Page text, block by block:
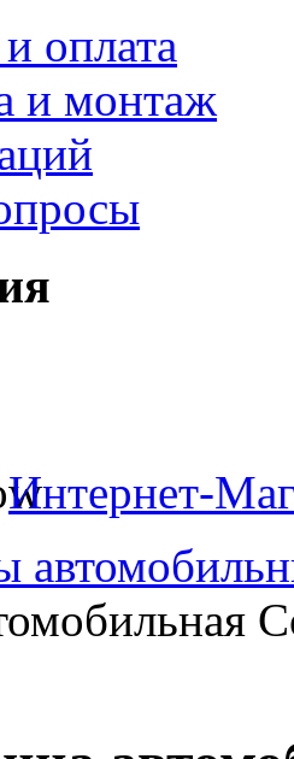
оплата
и монтаж
Интернет-